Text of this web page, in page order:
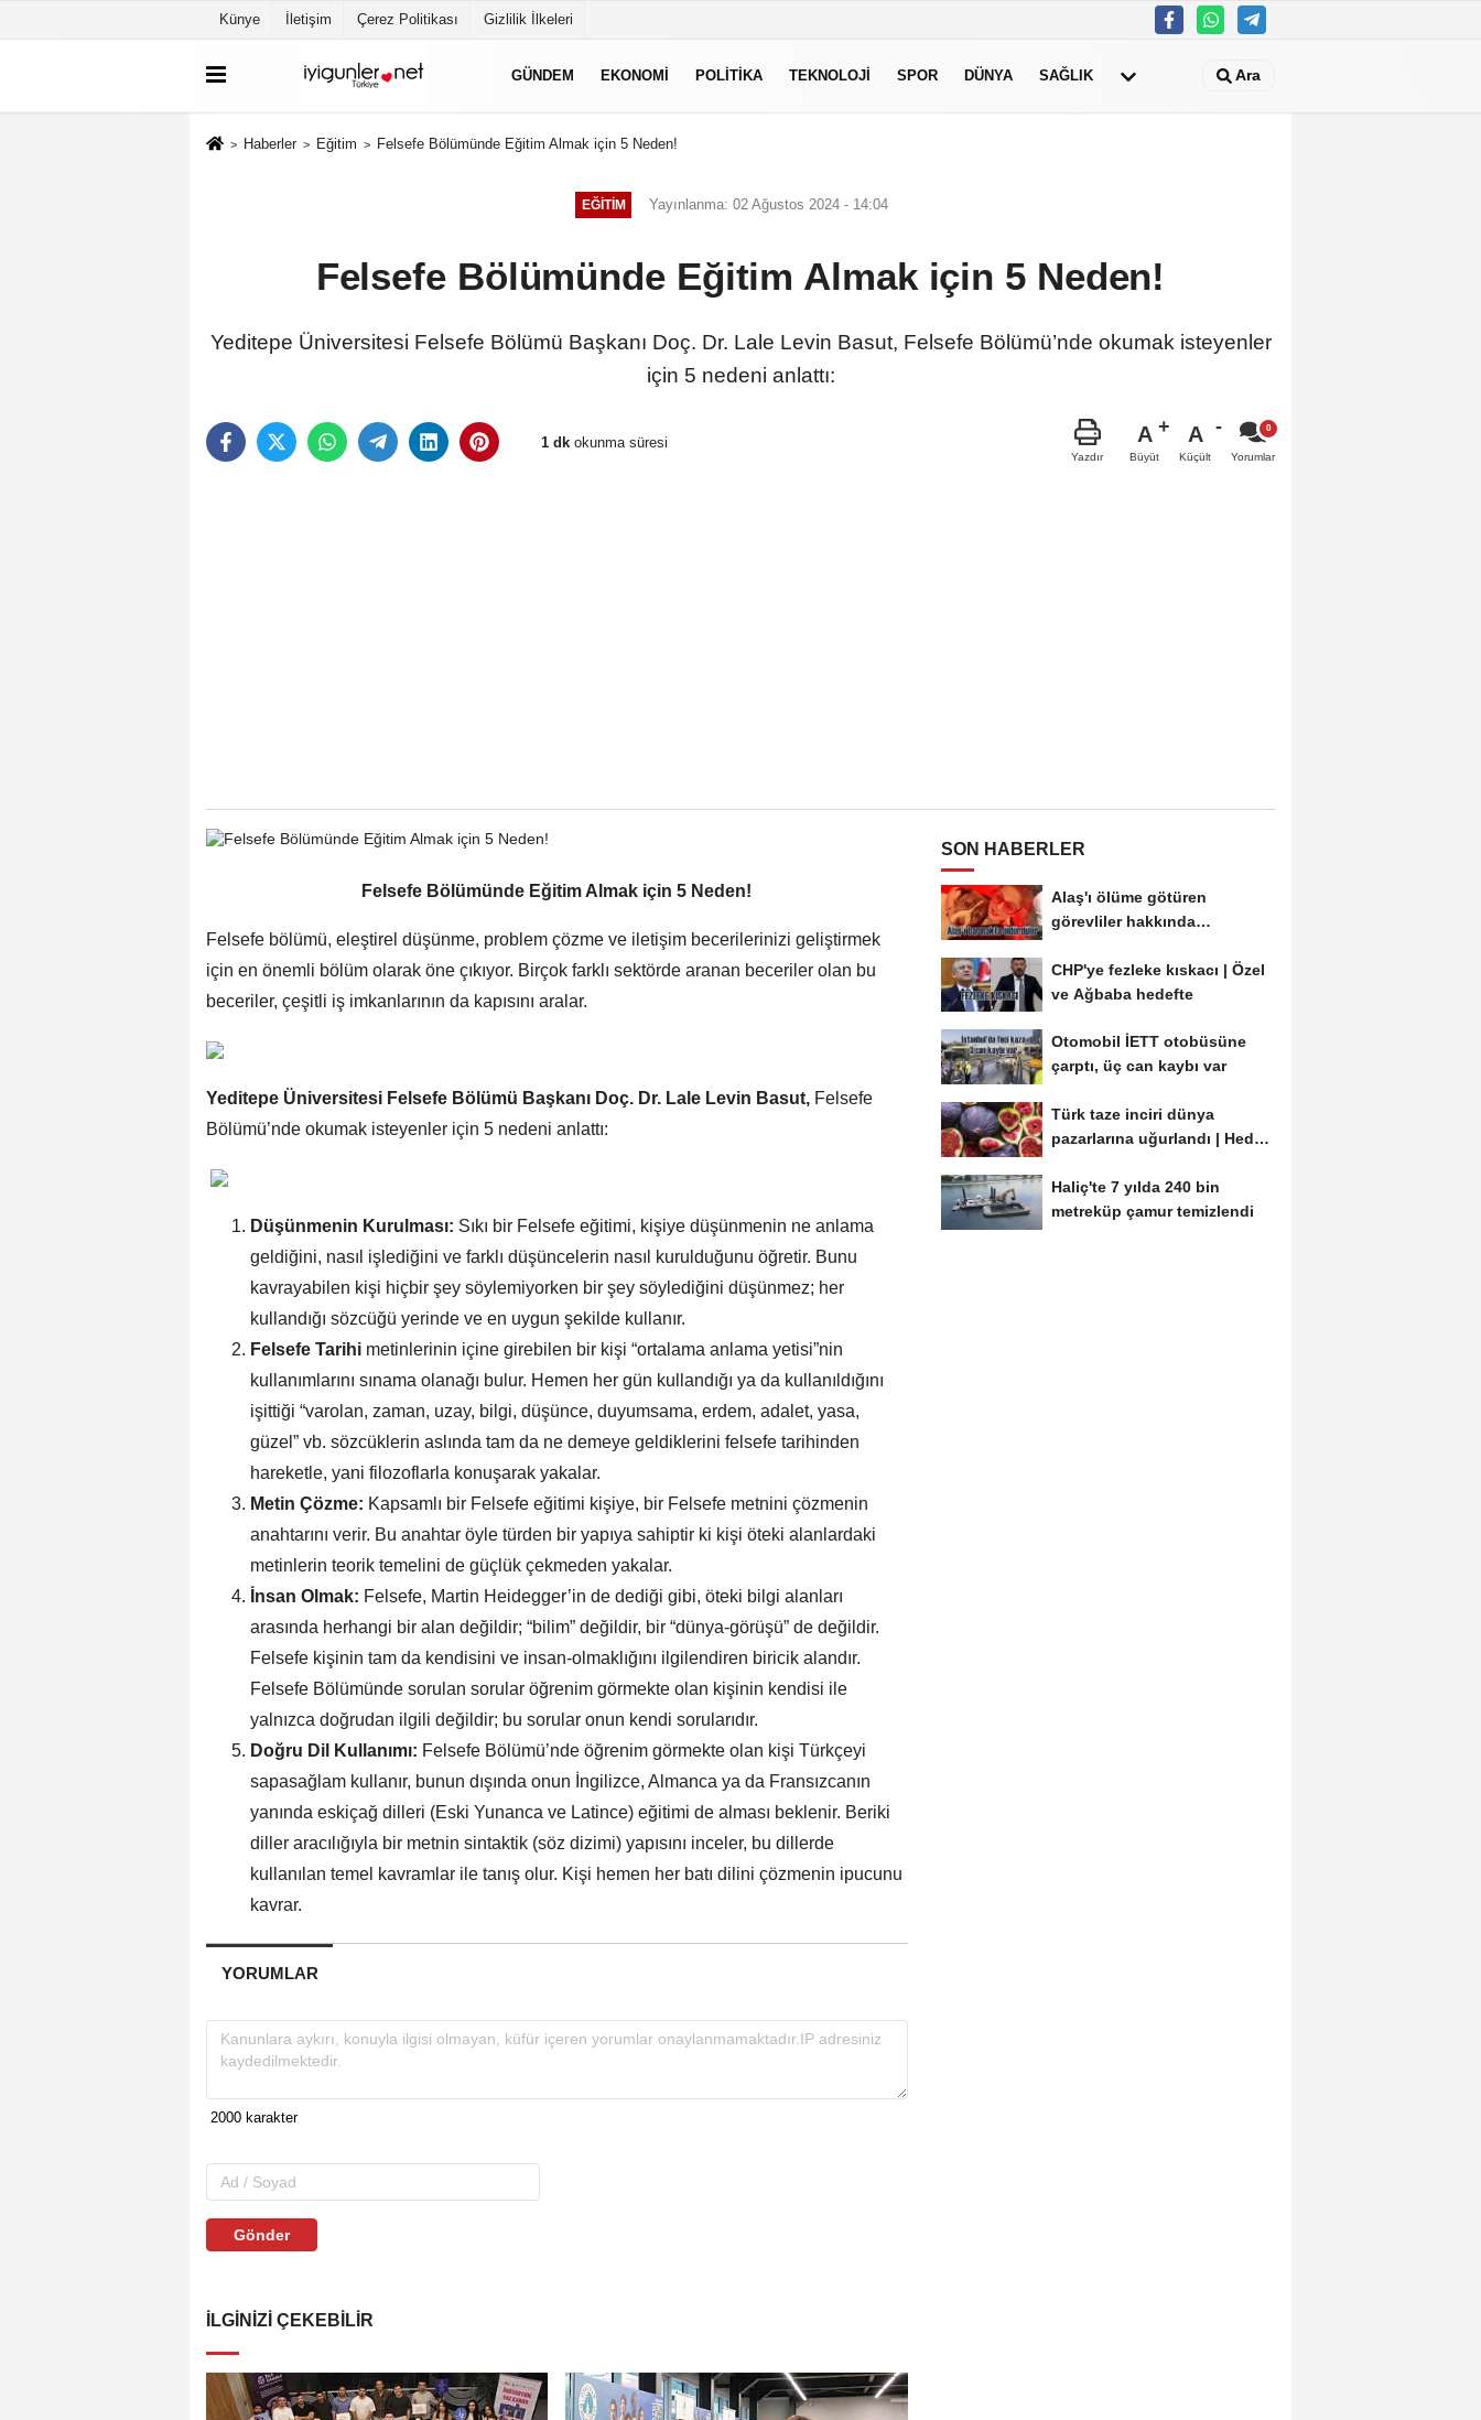
Künye İletişim Çerez Politikası Gizlilik İlkeleri
GÜNDEM EKONOMI POLITIKA TEKNOLOJI SPOR DÜNYA SAĞLIK Ara
Haberler Eğitim Felsefe Bölümünde Eğitim Almak için 5 Neden!
EĞITIM Yayınlanma: 02 Ağustos 2024 - 14:04
Felsefe Bölümünde Eğitim Almak için 5 Neden!
Yeditepe Üniversitesi Felsefe Bölümü Başkanı Doç. Dr. Lale Levin Basut, Felsefe Bölümü’nde okumak isteyenler
için 5 nedeni anlattı:
1 dk okunma süresi
Yazdır
A
Büyüt
A
Küçült Yorumlar
Felsefe Bölümünde Eğitim Almak için 5 Neden!
Felsefe bölümü, eleştirel düşünme, problem çözme ve iletişim becerilerinizi geliştirmek
için en önemli bölüm olarak öne çıkıyor. Birçok farklı sektörde aranan beceriler olan bu
beceriler, çeşitli iş imkanlarının da kapısını aralar.
Yeditepe Üniversitesi Felsefe Bölümü Başkanı Doç. Dr. Lale Levin Basut, Felsefe
Bölümü’nde okumak isteyenler için 5 nedeni anlattı:
Düşünmenin Kurulması: Sıkı bir Felsefe eğitimi, kişiye düşünmenin ne anlama
geldiğini, nasıl işlediğini ve farklı düşüncelerin nasıl kurulduğunu öğretir. Bunu
kavrayabilen kişi hiçbir şey söylemiyorken bir şey söylediğini düşünmez; her
kullandığı sözcüğü yerinde ve en uygun şekilde kullanır.
Felsefe Tarihi metinlerinin içine girebilen bir kişi “ortalama anlama yetisi”nin
kullanımlarını sınama olanağı bulur. Hemen her gün kullandığı ya da kullanıldığını
işittiği “varolan, zaman, uzay, bilgi, düşünce, duyumsama, erdem, adalet, yasa,
güzel” vb. sözcüklerin aslında tam da ne demeye geldiklerini felsefe tarihinden
hareketle, yani filozoflarla konuşarak yakalar.
Metin Çözme: Kapsamlı bir Felsefe eğitimi kişiye, bir Felsefe metnini çözmenin
anahtarını verir. Bu anahtar öyle türden bir yapıya sahiptir ki kişi öteki alanlardaki
metinlerin teorik temelini de güçlük çekmeden yakalar.
İnsan Olmak: Felsefe, Martin Heidegger’in de dediği gibi, öteki bilgi alanları
arasında herhangi bir alan değildir; “bilim” değildir, bir “dünya-görüşü” de değildir.
Felsefe kişinin tam da kendisini ve insan-olmaklığını ilgilendiren biricik alandır.
Felsefe Bölümünde sorulan sorular öğrenim görmekte olan kişinin kendisi ile
yalnızca doğrudan ilgili değildir; bu sorular onun kendi sorularıdır.
Doğru Dil Kullanımı: Felsefe Bölümü’nde öğrenim görmekte olan kişi Türkçeyi
sapasağlam kullanır, bunun dışında onun İngilizce, Almanca ya da Fransızcanın
yanında eskiçağ dilleri (Eski Yunanca ve Latince) eğitimi de alması beklenir. Beriki
diller aracılığıyla bir metnin sintaktik (söz dizimi) yapısını inceler, bu dillerde
kullanılan temel kavramlar ile tanış olur. Kişi hemen her batı dilini çözmenin ipucunu
kavrar.
YORUMLAR
Gönder
İLGINIZI ÇEKEBILIR
SON HABERLER
Alaş'ı ölüme götüren
görevliler hakkında
CHP'ye fezleke kıskacı | Özel
ve Ağbaba hedefte
Otomobil İETT otobüsüne
çarptı, üç can kaybı var
Türk taze inciri dünya
pazarlarına uğurlandı | Hedef
Haliç'te 7 yılda 240 bin
metreküp çamur temizlendi